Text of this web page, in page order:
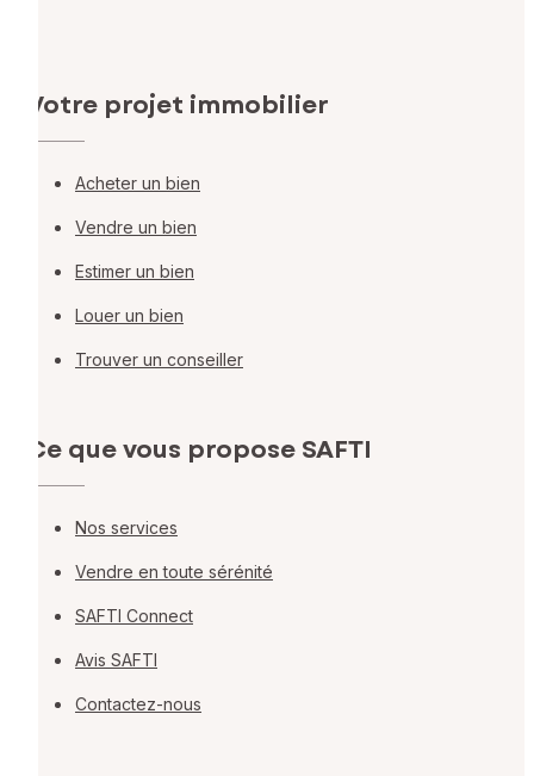
Votre projet immobilier
Acheter un bien
Vendre un bien
Estimer un bien
Louer un bien
Trouver un conseiller
Ce que vous propose SAFTI
Nos services
Vendre en toute sérénité
SAFTI Connect
Avis SAFTI
Contactez-nous